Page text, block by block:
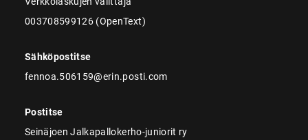
003708599126 (OpenText)
Sähköpostitse
fennoa.506159@erin.posti.com
Postitse
Seinäjoen Jalkapallokerho-juniorit ry